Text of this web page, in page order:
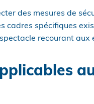
des mesures de
cadres spécifiques
recourant